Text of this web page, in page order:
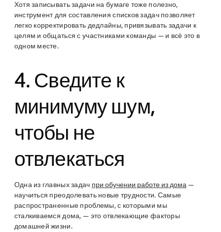
Хотя записывать задачи на бумаге тоже полезно,
инструмент для составления списков задач позволяет
легко корректировать дедлайны, привязывать задачи к
целям и общаться с участниками команды — и всё это в
одном месте.
4. Сведите к
минимуму шум,
чтобы не
отвлекаться
Одна из главных задач при обучении работе из дома —
научиться преодолевать новые трудности. Самые
распространенные проблемы, с которыми мы
сталкиваемся дома, — это отвлекающие факторы
домашней жизни.